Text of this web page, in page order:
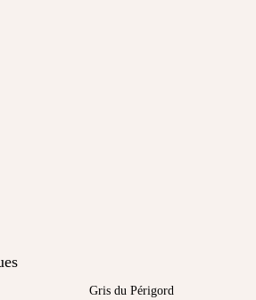
Gris du Périgord